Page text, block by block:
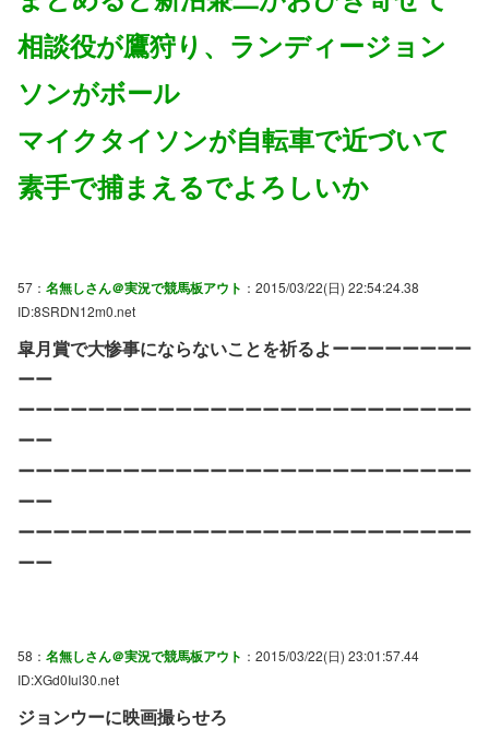
相談役が鷹狩り、ランディージョン
ソンがボール
マイクタイソンが自転車で近づいて
素手で捕まえるでよろしいか
57： 名無しさん＠実況で競馬板アウト ：2015/03/22(日) 22:54:24.38
ID:8SRDN12m0.net
皐月賞で大惨事にならないことを祈るよーーーーーーーー
ーー
ーーーーーーーーーーーーーーーーーーーーーーーーーー
ーー
ーーーーーーーーーーーーーーーーーーーーーーーーーー
ーー
ーーーーーーーーーーーーーーーーーーーーーーーーーー
ーー
58： 名無しさん＠実況で競馬板アウト ：2015/03/22(日) 23:01:57.44
ID:XGd0Iul30.net
ジョンウーに映画撮らせろ